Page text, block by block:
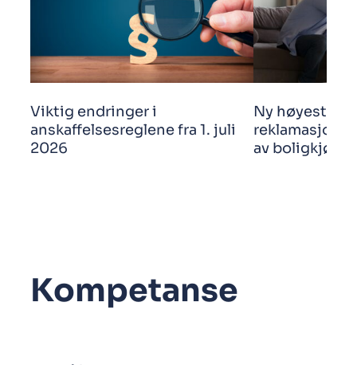
Viktig endringer i
anskaffelsesreglene fra 1. juli
2026
Ny
av boligkjøp
Kompetanse